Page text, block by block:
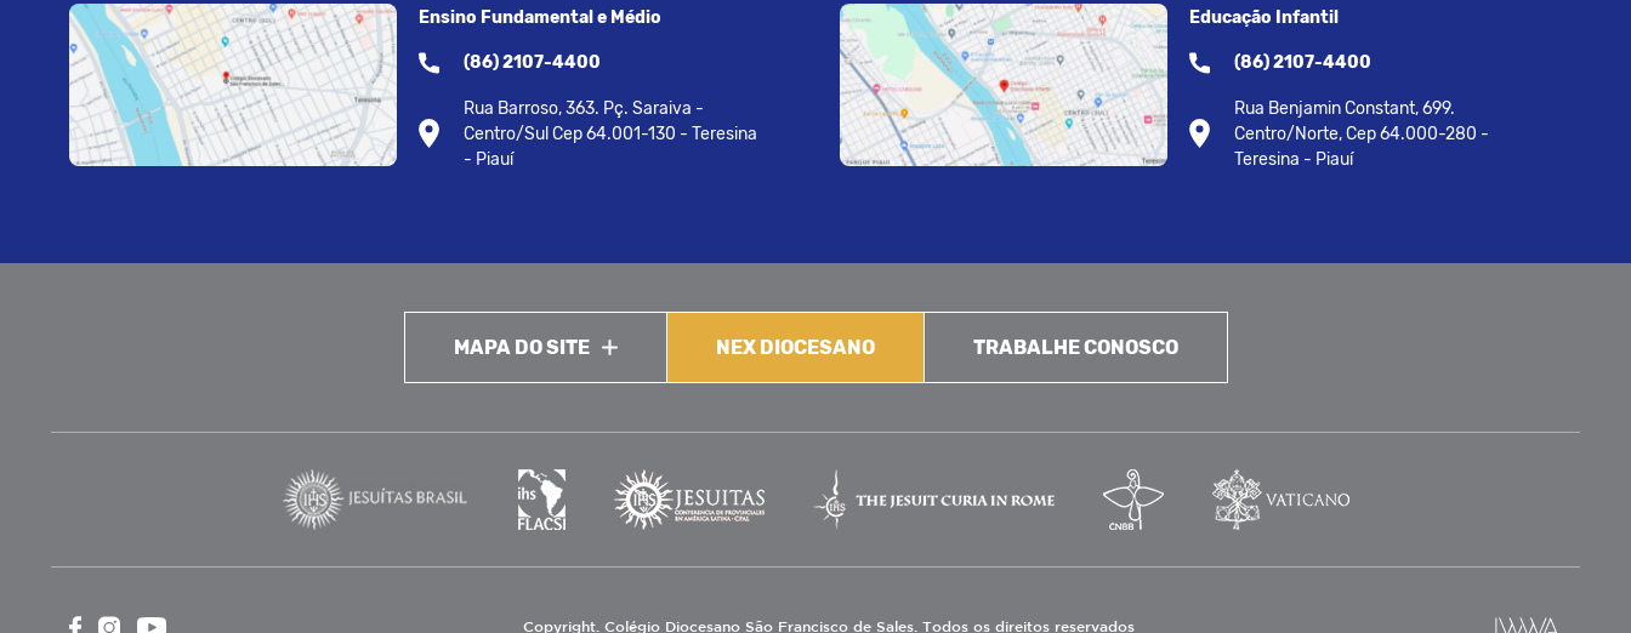
Ensino Fundamental e Médio
(86) 2107-4400
Rua Barroso, 363. Pç. Saraiva -
Centro/Sul Cep 64.001-130 - Teresina
- Piauí
Educação Infantil
(86) 2107-4400
Rua Benjamin Constant, 699.
Centro/Norte, Cep 64.000-280 -
Teresina - Piauí
MAPA DO SITE NEX DIOCESANO TRABALHE CONOSCO
Copyright. Colégio Diocesano São Francisco de Sales. Todos os direitos reservados